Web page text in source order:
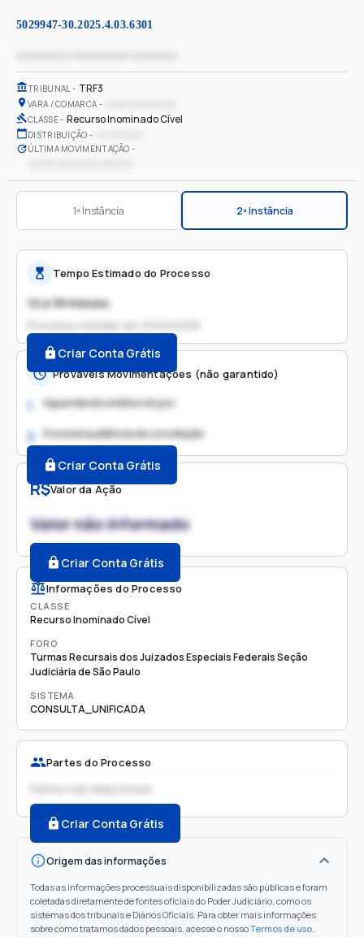
5029947-30.2025.4.03.6301
TRIBUNAL TRF3
VARA / COMARCA
CLASSE Recurso Inominado Cível
DISTRIBUIÇÃO
ÚLTIMA MOVIMENTAÇÃO
1ª Instância 2ª Instância
R$Valor da Ação
Valor não informado
Criar Conta Grátis
Informações do Processo
CLASSE
Recurso Inominado Cível
FORO
Turmas Recursais dos Juizados Especiais Federais Seção
Judiciária de São Paulo
SISTEMA
CONSULTA_UNIFICADA
Partes do Processo
Partes não disponíveis
Criar Conta Grátis
Origem das informações
Todas as informações processuais disponibilizadas são públicas e foram
coletadas diretamente de fontes oficiais do Poder Judiciário, como os
sistemas dos tribunais e Diários Oficiais. Para obter mais informações
sobre como tratamos dados pessoais, acesse o nossoTermos de uso.
Tempo Estimado do Processo
12 a 18 meses
Processo iniciado em
Criar Conta Grátis
Prováveis Movimentações (não garantido)
1. Aguardando análise do juiz
2. Possível audiência de conciliação
Criar Conta Grátis